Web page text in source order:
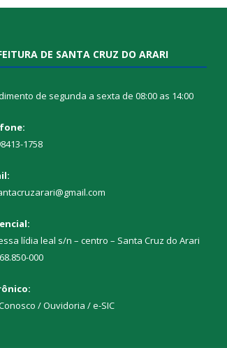
DE SANTA CRUZ DO ARARI
de segunda a sexta de 08:00 as 14:00
1758
lídia leal s/n – centro – Santa Cruz do Arari
000
/ Ouvidoria / e-SIC